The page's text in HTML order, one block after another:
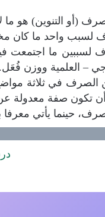
(أو التنوين) هو ما
لسبب واحد ما كان
ما اجتمعت
– العلمية ووزن فُعَل.
الصرف في ثلاثة
تكون صفة معدولة
حينما يأتي